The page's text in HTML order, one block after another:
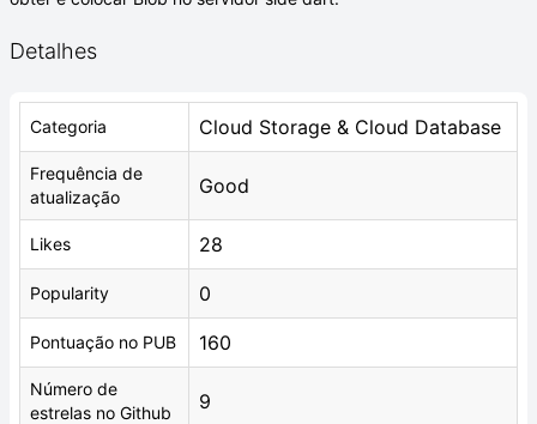
Detalhes
Categoria Cloud Storage & Cloud Database
Frequência de
atualização
Good
Likes 28
Popularity 0
Pontuação no PUB 160
Número de
estrelas no Github
9